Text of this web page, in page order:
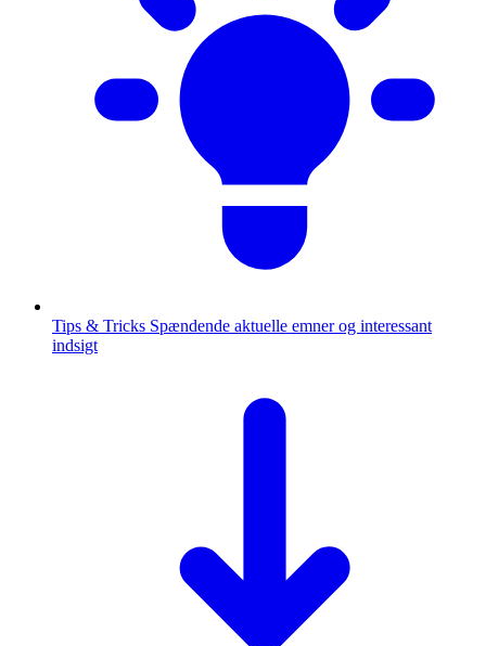
Tips & Tricks Spændende aktuelle emner og interessant
indsigt